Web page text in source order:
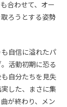
合わせて、オー
ろうとする姿勢
自信に溢れたパ
活動初期に恐る
自分たちを見失
した、まさに集
が終わり、メン